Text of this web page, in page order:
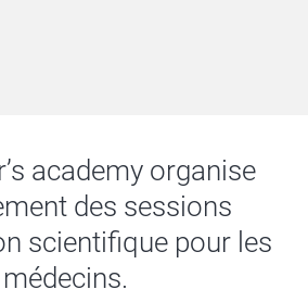
academy organise
des sessions
scientifique pour les
médecins.